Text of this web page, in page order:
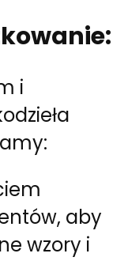
i
aby
wzory i